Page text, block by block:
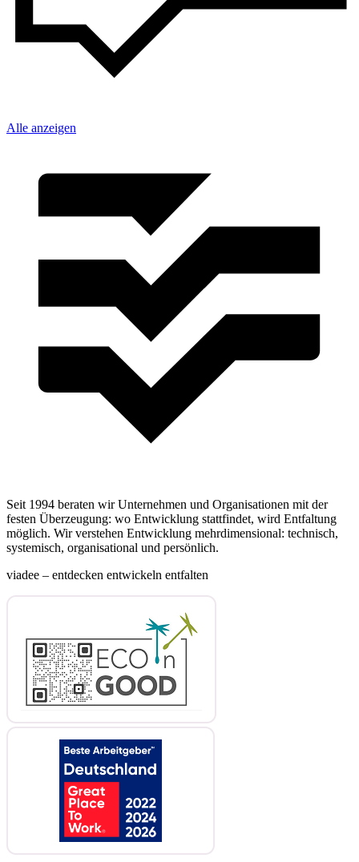
Alle anzeigen
Seit 1994 beraten wir Unternehmen und Organisationen mit der
festen Überzeugung: wo Entwicklung stattfindet, wird Entfaltung
möglich. Wir verstehen Entwicklung mehrdimensional: technisch,
systemisch, organisational und persönlich.
viadee – entdecken entwickeln entfalten